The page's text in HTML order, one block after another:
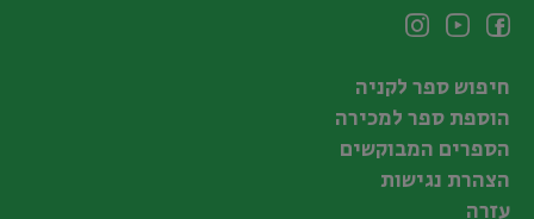
חיפוש ספר לקניה
הוספת ספר למכירה
הספרים המבוקשים
הצהרת נגישות
עזרה